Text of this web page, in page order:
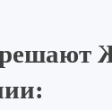
решают